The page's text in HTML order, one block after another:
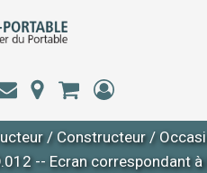
/ Constructeur/
-- Ecran correspondant à